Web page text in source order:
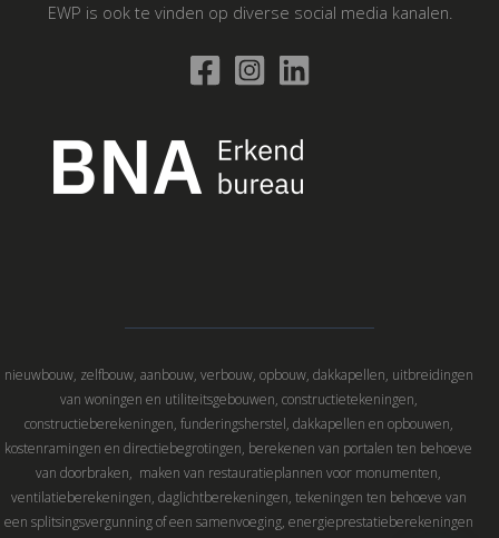
EWP is ook te vinden op diverse social media kanalen.
nieuwbouw, zelfbouw, aanbouw, verbouw, opbouw, dakkapellen, uitbreidingen
van woningen en utiliteitsgebouwen, constructietekeningen,
constructieberekeningen, funderingsherstel, dakkapellen en opbouwen,
kostenramingen en directiebegrotingen, berekenen van portalen ten behoeve
van doorbraken, maken van restauratieplannen voor monumenten,
ventilatieberekeningen, daglichtberekeningen, tekeningen ten behoeve van
een splitsingsvergunning of een samenvoeging, energieprestatieberekeningen